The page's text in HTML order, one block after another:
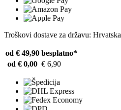
Troškovi dostave za državu: Hrvatska
od € 49,90 besplatno*
od € 0,00 € 6,90